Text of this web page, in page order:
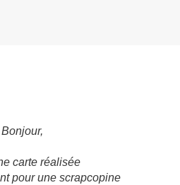
Bonjour,
carte réalisée
pour une scrapcopine